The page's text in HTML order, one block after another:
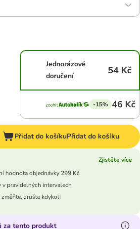
Jednorázové
doručení
54 Kč
-15% 46 Kč
Přidat do košíkuPřidat do košíku
Zjistěte více
hodnota objednávky 299 Kč
v pravidelných intervalech
změňte, zrušte kdykoli
za tento produkt